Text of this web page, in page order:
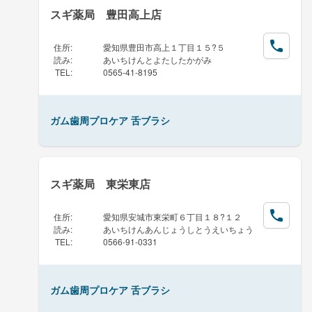
スギ薬局 豊田高上店
住所:
愛知県豊田市高上１丁目１５?５
読み:
あいちけんとよたしたかがみ
TEL : 0565-41-8195
ガム歯周プロケア 舌ブラシ
スギ薬局 東栄東店
住所:
愛知県安城市東栄町６丁目１８?１２
読み:
あいちけんあんじょうしとうえいちょう
TEL : 0566-91-0331
ガム歯周プロケア 舌ブラシ